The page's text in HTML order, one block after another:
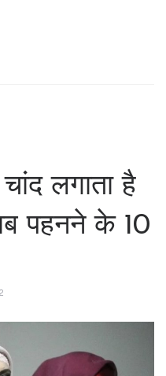
लगाता है
पहनने के 10